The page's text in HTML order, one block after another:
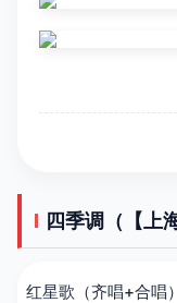
四季调（【上
红星歌（齐唱+合唱）